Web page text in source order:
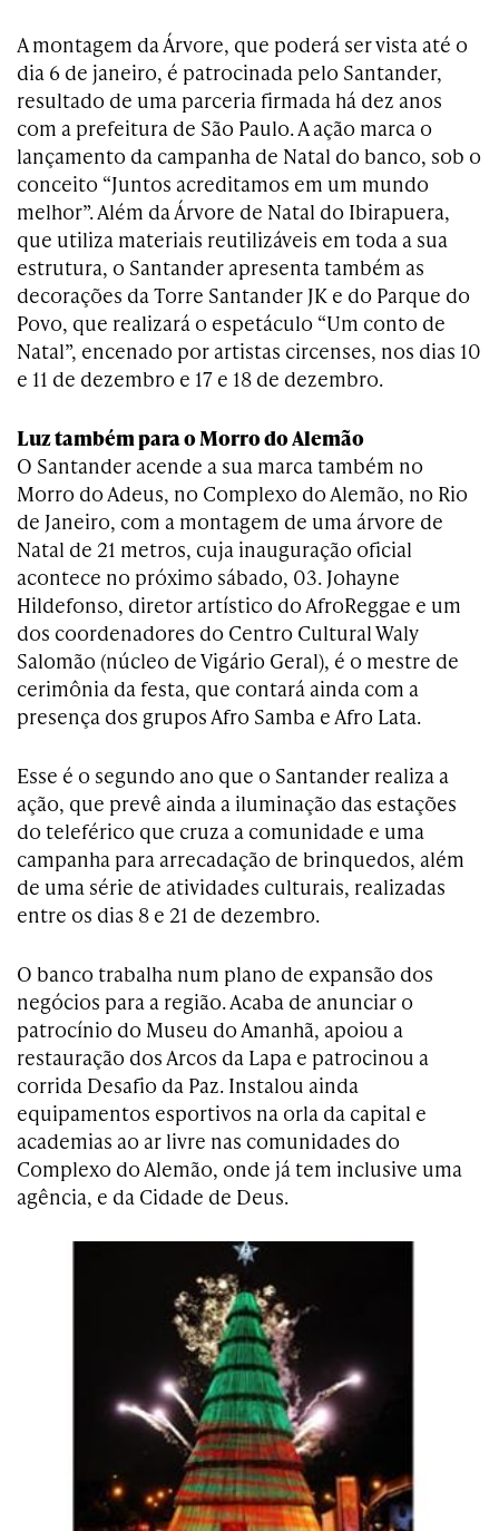
A montagem da Árvore, que poderá ser vista até o
dia 6 de janeiro, é patrocinada pelo Santander,
resultado de uma parceria firmada há dez anos
com a prefeitura de São Paulo. A ação marca o
lançamento da campanha de Natal do banco, sob o
conceito “Juntos acreditamos em um mundo
melhor”. Além da Árvore de Natal do Ibirapuera,
que utiliza materiais reutilizáveis em toda a sua
estrutura, o Santander apresenta também as
decorações da Torre Santander JK e do Parque do
Povo, que realizará o espetáculo “Um conto de
Natal”, encenado por artistas circenses, nos dias 10
e 11 de dezembro e 17 e 18 de dezembro.
Luz também para o Morro do Alemão
O Santander acende a sua marca também no
Morro do Adeus, no Complexo do Alemão, no Rio
de Janeiro, com a montagem de uma árvore de
Natal de 21 metros, cuja inauguração oficial
acontece no próximo sábado, 03. Johayne
Hildefonso, diretor artístico do AfroReggae e um
dos coordenadores do Centro Cultural Waly
Salomão (núcleo de Vigário Geral), é o mestre de
cerimônia da festa, que contará ainda com a
presença dos grupos Afro Samba e Afro Lata.
Esse é o segundo ano que o Santander realiza a
ação, que prevê ainda a iluminação das estações
do teleférico que cruza a comunidade e uma
campanha para arrecadação de brinquedos, além
de uma série de atividades culturais, realizadas
entre os dias 8 e 21 de dezembro.
O banco trabalha num plano de expansão dos
negócios para a região. Acaba de anunciar o
patrocínio do Museu do Amanhã, apoiou a
restauração dos Arcos da Lapa e patrocinou a
corrida Desafio da Paz. Instalou ainda
equipamentos esportivos na orla da capital e
academias ao ar livre nas comunidades do
Complexo do Alemão, onde já tem inclusive uma
agência, e da Cidade de Deus.